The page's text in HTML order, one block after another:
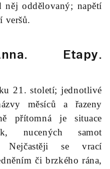
oddělovaný; napětí
veršů.
Etapy.
21. století; jednotlivé
měsíců a řazeny
přítomná je situace
nucených samot
se vrací
či brzkého rána,